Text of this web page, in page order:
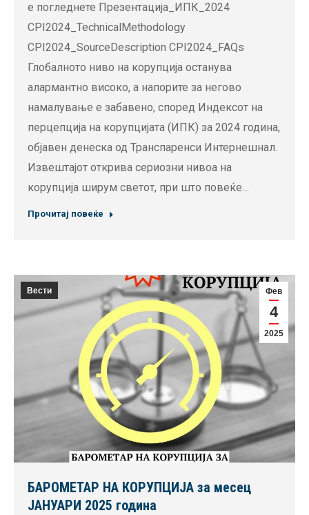
е погледнете Презентација_ИПК_2024
CPI2024_TechnicalMethodology
CPI2024_SourceDescription CPI2024_FAQs
Глобалното ниво на корупција останува
алармантно високо, а напорите за негово
намалување е забавено, според Индексот на
перцепција на корупцијата (ИПК) за 2024 година,
објавен денеска од Транспаренси Интернешнал.
Извештајот открива сериозни нивоа на
корупција ширум светот, при што повеќе…
Прочитај повеќе
Фев
4
2025
Вести
БАРОМЕТАР НА КОРУПЦИЈА за месец
ЈАНУАРИ 2025 година